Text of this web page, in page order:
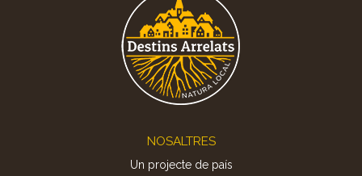
NOSALTRES
Un projecte de país